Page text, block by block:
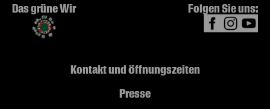
Das grüne Wir Folgen Sie uns:
Kontakt und Öffnungszeiten
Presse